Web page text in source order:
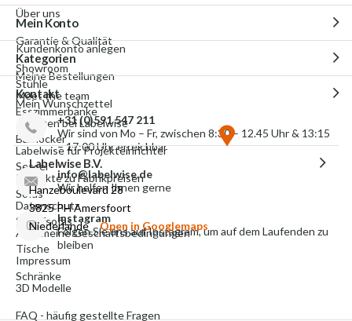
Über uns
Garantie & Qualität
Showroom
Meet the team
Arbeiten bei Labelwise
Labelwise für Projekteinrichter
Produkte zu Fabrikpreisen
Datenschutz
Allgemeine Geschäftsbedingungen
Impressum
3D Modelle
FAQ - häufig gestellte Fragen
Mein Konto
Kundenkonto anlegen
Meine Bestellungen
Mein Wunschzettel
Kategorien
Stühle
Esszimmerbänke
Barhocker
Sessel
Sofas
Schlafsofas
Tische
Schränke
Kontakt
+31 (0)591 547 211
Wir sind von Mo – Fr, zwischen 8:30 – 12.45 Uhr & 13:15
– 17:00 Uhr erreichbar
info@labelwise.de
Wir helfen Ihnen gerne
Instagram
Folgen Sie uns auf Instagram, um auf dem Laufenden zu
bleiben
Labelwise B.V.
Hanzeboulevard 28
3825 PH Amersfoort
Niederlande
Open in Googlemaps